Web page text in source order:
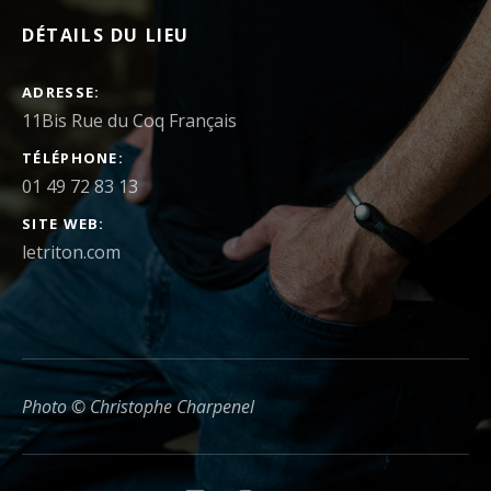
DÉTAILS DU LIEU
ADRESSE
TÉLÉPHONE
01 49 72 83 13
SITE WEB
letriton.com
Photo © Christophe Charpenel